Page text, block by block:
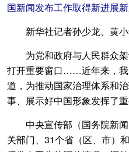
国新闻发布工作取得新进展
新华社记者孙少龙、黄
为党和政府与人民群众架
打开重要窗口……近年来，
道，为推动国家治理体系和
事、展示好中国形象发挥了重
中央宣传部（国务院新闻
关部门、31个省（区、市）